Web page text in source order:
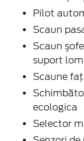
Pilot
Scaun
Scaun
suport
Scaune
ecologica
Selector